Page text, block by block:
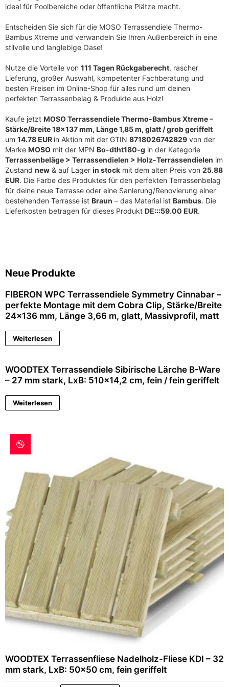
ideal für Poolbereiche oder öffentliche Plätze macht.
Entscheiden Sie sich für die MOSO Terrassendiele Thermo-
Bambus Xtreme und verwandeln Sie Ihren Außenbereich in eine
stilvolle und langlebige Oase!
Nutze die Vorteile von 111 Tagen Rückgaberecht, rascher
Lieferung, großer Auswahl, kompetenter Fachberatung und
besten Preisen im Online-Shop für alles rund um deinen
perfekten Terrassenbelag & Produkte aus Holz!
Kaufe jetzt MOSO Terrassendiele Thermo-Bambus Xtreme –
Stärke/Breite 18×137 mm, Länge 1,85 m, glatt / grob geriffelt
um 14.78 EUR in Aktion mit der GTIN 8718026742829 von der
Marke MOSO mit der MPN Bo-dtht180-g in der Kategorie
Terrassenbeläge > Terrassendielen > Holz-Terrassendielen im
Zustand new & auf Lager in stock mit dem alten Preis von 25.88
EUR. Die Farbe des Produktes für den perfekten Terrassenbelag
für deine neue Terrasse oder eine Sanierung/Renovierung einer
bestehenden Terrasse ist Braun – das Material ist Bambus. Die
Lieferkosten betragen für dieses Produkt DE:::59.00 EUR.
Neue Produkte
FIBERON WPC Terrassendiele Symmetry Cinnabar –
perfekte Montage mit dem Cobra Clip, Stärke/Breite
24×136 mm, Länge 3,66 m, glatt, Massivprofil, matt
Weiterlesen
WOODTEX Terrassendiele Sibirische Lärche B-Ware
– 27 mm stark, LxB: 510×14,2 cm, fein / fein geriffelt
Weiterlesen
WOODTEX Terrassenfliese Nadelholz-Fliese KDI – 32
mm stark, LxB: 50×50 cm, fein geriffelt